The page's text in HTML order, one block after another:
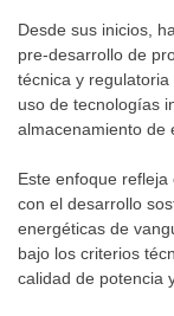
Desde sus inicios,
pre-desarrollo de
técnica y
uso de tecnologías
almacenamiento de
Este enfoque
con el desarrollo
energéticas de
bajo los criterios
calidad de potencia